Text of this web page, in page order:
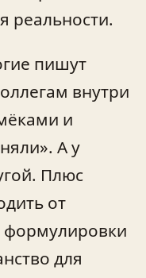
реальности.
пишут
внутри
и
А у
Плюс
от
формулировки
для